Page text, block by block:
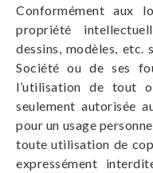
Conformément aux
propriété
dessins, modèles,
Société ou de ses
l’utilisation de tout
seulement autorisée
pour un usage
toute utilisation de
expressément